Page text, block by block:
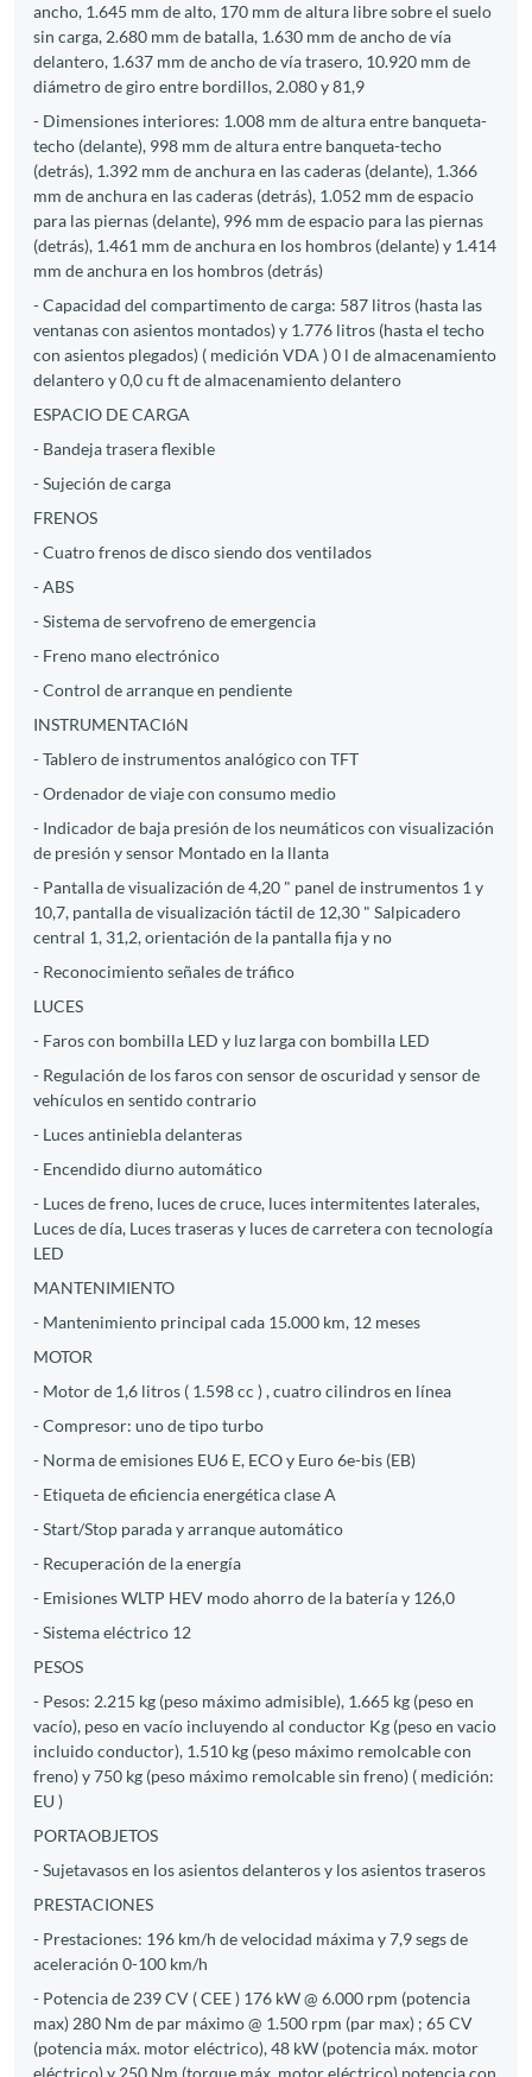
ancho, 1.645 mm de alto, 170 mm de altura libre sobre el suelo
sin carga, 2.680 mm de batalla, 1.630 mm de ancho de vía
delantero, 1.637 mm de ancho de vía trasero, 10.920 mm de
diámetro de giro entre bordillos, 2.080 y 81,9
- Dimensiones interiores: 1.008 mm de altura entre banqueta-
techo (delante), 998 mm de altura entre banqueta-techo
(detrás), 1.392 mm de anchura en las caderas (delante), 1.366
mm de anchura en las caderas (detrás), 1.052 mm de espacio
para las piernas (delante), 996 mm de espacio para las piernas
(detrás), 1.461 mm de anchura en los hombros (delante) y 1.414
mm de anchura en los hombros (detrás)
- Capacidad del compartimento de carga: 587 litros (hasta las
ventanas con asientos montados) y 1.776 litros (hasta el techo
con asientos plegados) ( medición VDA ) 0 l de almacenamiento
delantero y 0,0 cu ft de almacenamiento delantero
ESPACIO DE CARGA
- Bandeja trasera flexible
- Sujeción de carga
FRENOS
- Cuatro frenos de disco siendo dos ventilados
- ABS
- Sistema de servofreno de emergencia
- Freno mano electrónico
- Control de arranque en pendiente
INSTRUMENTACIóN
- Tablero de instrumentos analógico con TFT
- Ordenador de viaje con consumo medio
- Indicador de baja presión de los neumáticos con visualización
de presión y sensor Montado en la llanta
- Pantalla de visualización de 4,20 " panel de instrumentos 1 y
10,7, pantalla de visualización táctil de 12,30 " Salpicadero
central 1, 31,2, orientación de la pantalla fija y no
- Reconocimiento señales de tráfico
LUCES
- Faros con bombilla LED y luz larga con bombilla LED
- Regulación de los faros con sensor de oscuridad y sensor de
vehículos en sentido contrario
- Luces antiniebla delanteras
- Encendido diurno automático
- Luces de freno, luces de cruce, luces intermitentes laterales,
Luces de día, Luces traseras y luces de carretera con tecnología
LED
MANTENIMIENTO
- Mantenimiento principal cada 15.000 km, 12 meses
MOTOR
- Motor de 1,6 litros ( 1.598 cc ) , cuatro cilindros en línea
- Compresor: uno de tipo turbo
- Norma de emisiones EU6 E, ECO y Euro 6e-bis (EB)
- Etiqueta de eficiencia energética clase A
- Start/Stop parada y arranque automático
- Recuperación de la energía
- Emisiones WLTP HEV modo ahorro de la batería y 126,0
- Sistema eléctrico 12
PESOS
- Pesos: 2.215 kg (peso máximo admisible), 1.665 kg (peso en
vacío), peso en vacío incluyendo al conductor Kg (peso en vacio
incluido conductor), 1.510 kg (peso máximo remolcable con
freno) y 750 kg (peso máximo remolcable sin freno) ( medición:
EU )
PORTAOBJETOS
- Sujetavasos en los asientos delanteros y los asientos traseros
PRESTACIONES
- Prestaciones: 196 km/h de velocidad máxima y 7,9 segs de
aceleración 0-100 km/h
- Potencia de 239 CV ( CEE ) 176 kW @ 6.000 rpm (potencia
max) 280 Nm de par máximo @ 1.500 rpm (par max) ; 65 CV
(potencia máx. motor eléctrico), 48 kW (potencia máx. motor
eléctrico) y 250 Nm (torque máx. motor eléctrico) potencia con